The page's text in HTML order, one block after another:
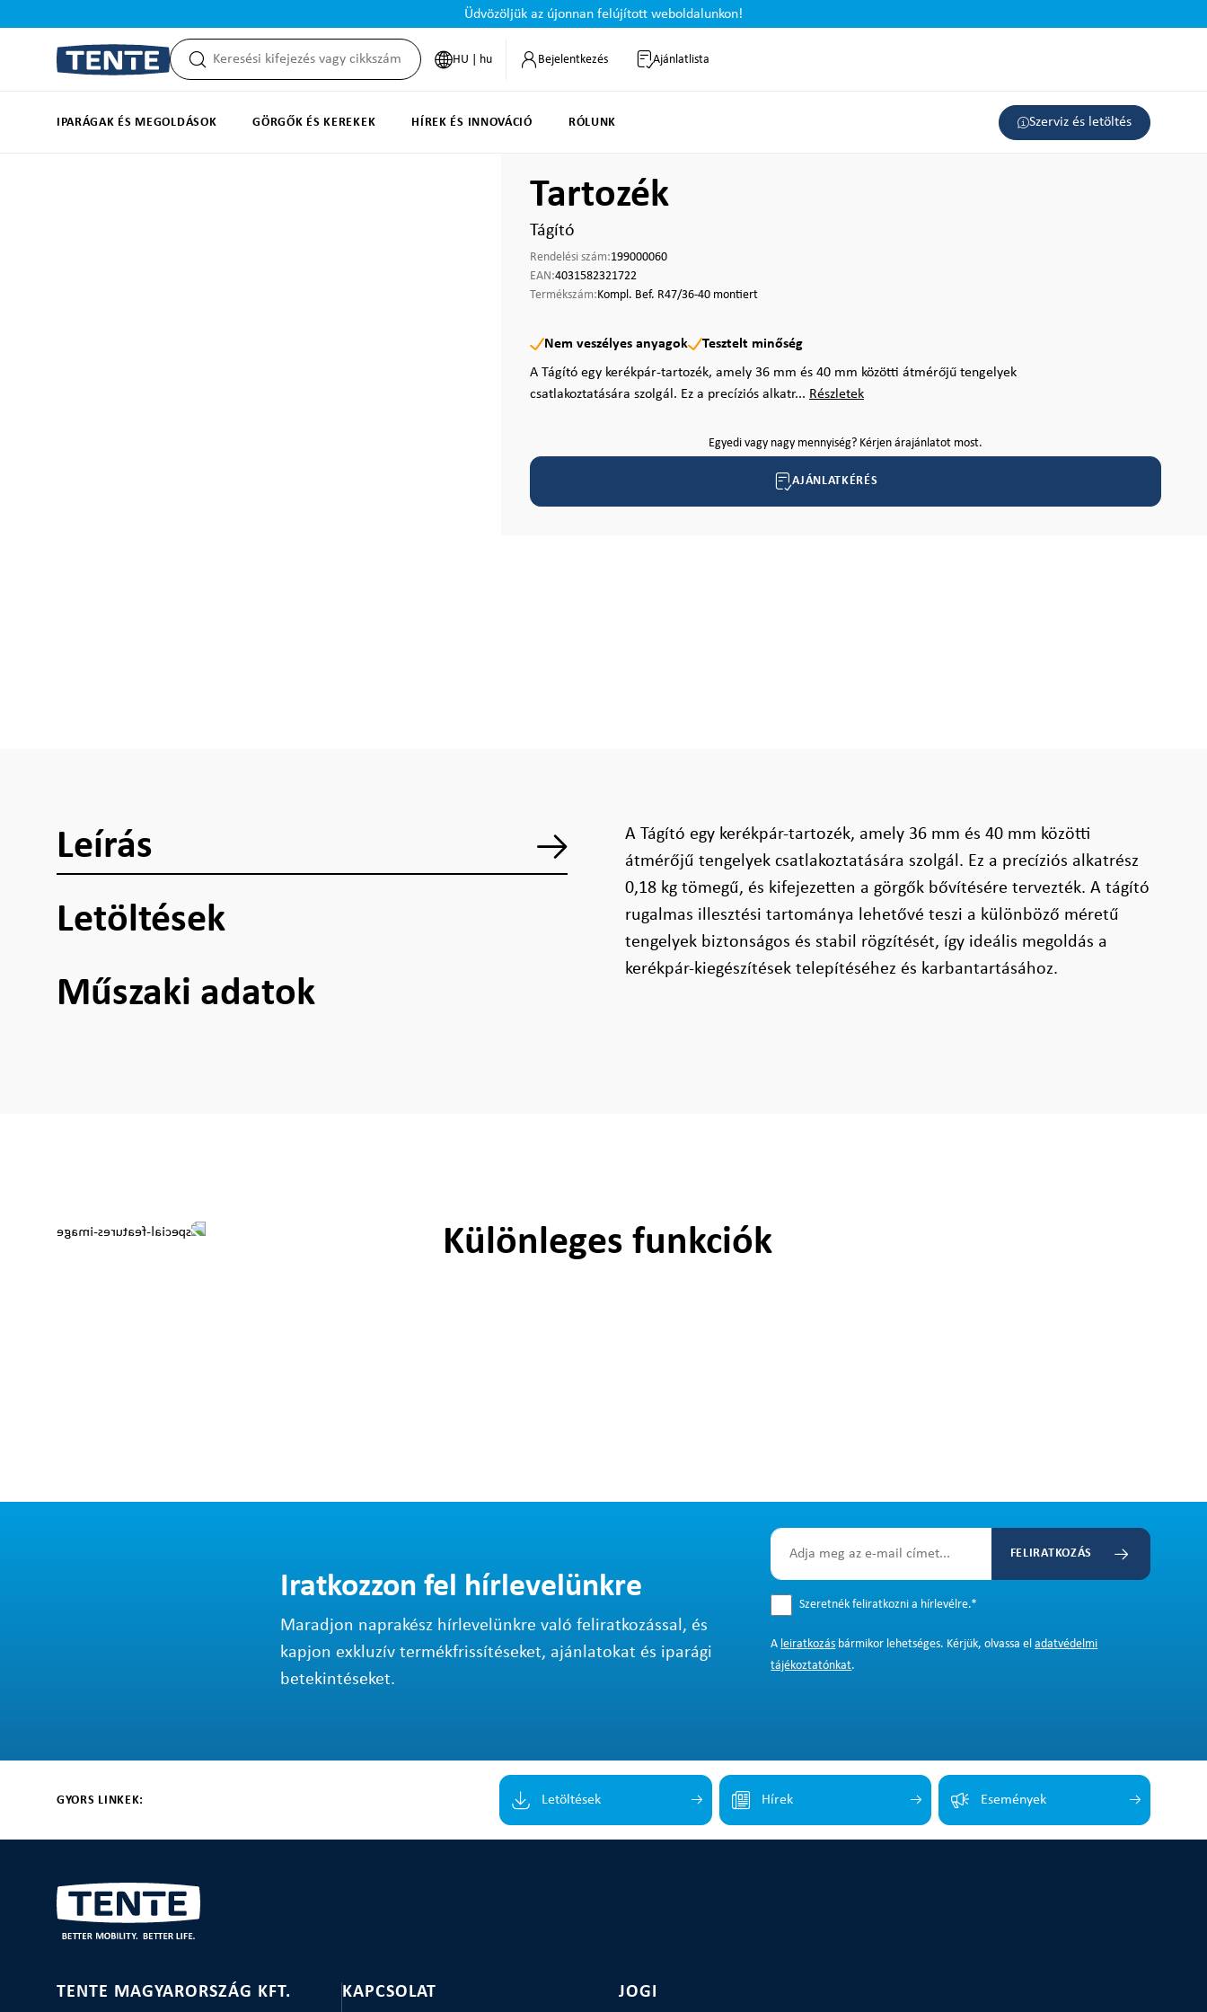
Üdvözöljük az újonnan felújított weboldalunkon!
HU | hu Bejelentkezés Ajánlatlista
IPARÁGAK ÉS MEGOLDÁSOK GÖRGŐK ÉS KEREKEK HÍREK ÉS INNOVÁCIÓ RÓLUNK Szerviz és letöltés
Tartozék
Tágító
Rendelési szám:199000060
EAN:4031582321722
Termékszám:Kompl. Bef. R47/36-40 montiert
Nem veszélyes anyagok
Tesztelt minőség
A Tágító egy kerékpár-tartozék, amely 36 mm és 40 mm közötti átmérőjű tengelyek
csatlakoztatására szolgál. Ez a precíziós alkatr... Részletek
Egyedi vagy nagy mennyiség? Kérjen árajánlatot most.
AJÁNLATKÉRÉS
Leírás
Letöltések
Műszaki adatok
A Tágító egy kerékpár-tartozék, amely 36 mm és 40 mm közötti
átmérőjű tengelyek csatlakoztatására szolgál. Ez a precíziós alkatrész
0,18 kg tömegű, és kifejezetten a görgők bővítésére tervezték. A tágító
rugalmas illesztési tartománya lehetővé teszi a különböző méretű
tengelyek biztonságos és stabil rögzítését, így ideális megoldás a
kerékpár-kiegészítések telepítéséhez és karbantartásához.
Különleges funkciók
Iratkozzon fel hírlevelünkre
Maradjon naprakész hírlevelünkre való feliratkozással, és
kapjon exkluzív termékfrissítéseket, ajánlatokat és iparági
betekintéseket.
FELIRATKOZÁS
Szeretnék feliratkozni a hírlevélre.*
A leiratkozás bármikor lehetséges. Kérjük, olvassa eladatvédelmi
tájékoztatónkat.
GYORS LINKEK: Letöltések Hírek Események
TENTE MAGYARORSZÁG KFT. KAPCSOLAT JOGI